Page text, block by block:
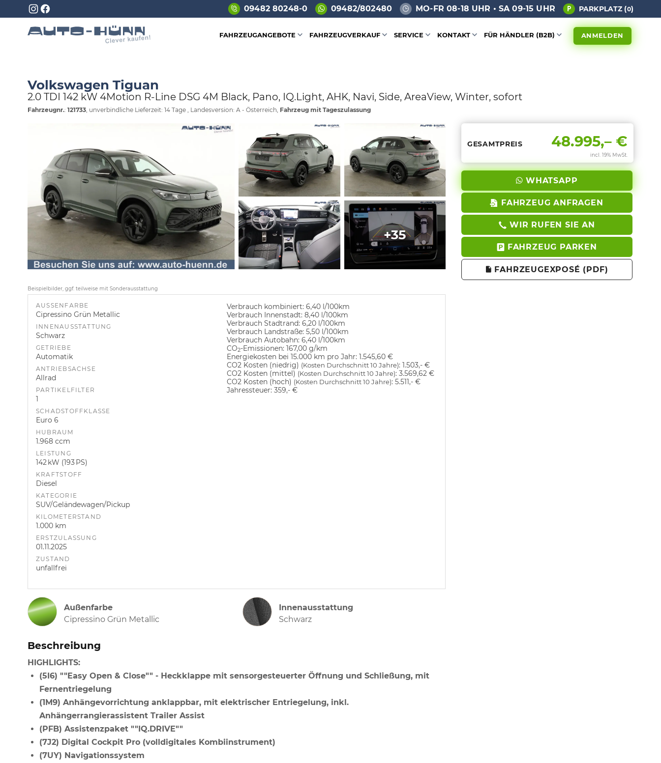
09482 80248-0 09482/802480 MO-FR 08-18 UHR • SA 09-15 UHR PARKPLATZ (0)
FAHRZEUGANGEBOTE FAHRZEUGVERKAUF SERVICE KONTAKT FÜR HÄNDLER (B2B) ANMELDEN
Volkswagen Tiguan
2.0 TDI 142 kW 4Motion R-Line DSG 4M Black, Pano, IQ.Light, AHK, Navi, Side, AreaView, Winter, sofort
Fahrzeugnr.: 121733 , unverbindliche Lieferzeit: 14 Tage , Landesversion: A - Österreich, Fahrzeug mit Tageszulassung
GESAMTPREIS 48.995,– €
incl. 19% MwSt.
WHATSAPP
FAHRZEUG ANFRAGEN
WIR RUFEN SIE AN
FAHRZEUG PARKEN
FAHRZEUGEXPOSÉ (PDF)
+35
Beispielbilder, ggf. teilweise mit Sonderausstattung
AUSSENFARBE
Cipressino Grün Metallic
INNENAUSSTATTUNG
Schwarz
GETRIEBE
Automatik
ANTRIEBSACHSE
Allrad
PARTIKELFILTER
1
SCHADSTOFFKLASSE
Euro 6
HUBRAUM
1.968 ccm
LEISTUNG
142 kW (193 PS)
KRAFTSTOFF
Diesel
KATEGORIE
SUV/Geländewagen/Pickup
KILOMETERSTAND
1.000 km
ERSTZULASSUNG
01.11.2025
ZUSTAND
unfallfrei
Verbrauch kombiniert: 6,40 l/100km
Verbrauch Innenstadt: 8,40 l/100km
Verbrauch Stadtrand: 6,20 l/100km
Verbrauch Landstraße: 5,50 l/100km
Verbrauch Autobahn: 6,40 l/100km
CO2-Emissionen: 167,00 g/km
Energiekosten bei 15.000 km pro Jahr: 1.545,60 €
CO2 Kosten (niedrig) (Kosten Durchschnitt 10 Jahre): 1.503,- €
CO2 Kosten (mittel) (Kosten Durchschnitt 10 Jahre): 3.569,62 €
CO2 Kosten (hoch) (Kosten Durchschnitt 10 Jahre): 5.511,- €
Jahressteuer: 359,- €
Außenfarbe
Cipressino Grün Metallic
Innenausstattung
Innenausstattung
Schwarz
Beschreibung
HIGHLIGHTS:
(5I6) ""Easy Open & Close"" - Heckklappe mit sensorgesteuerter Öffnung und Schließung, mit
Fernentriegelung
(1M9) Anhängevorrichtung anklappbar, mit elektrischer Entriegelung, inkl.
Anhängerrangierassistent Trailer Assist
(PFB) Assistenzpaket ""IQ.DRIVE""
(7J2) Digital Cockpit Pro (volldigitales Kombiinstrument)
(7UY) Navigationssystem